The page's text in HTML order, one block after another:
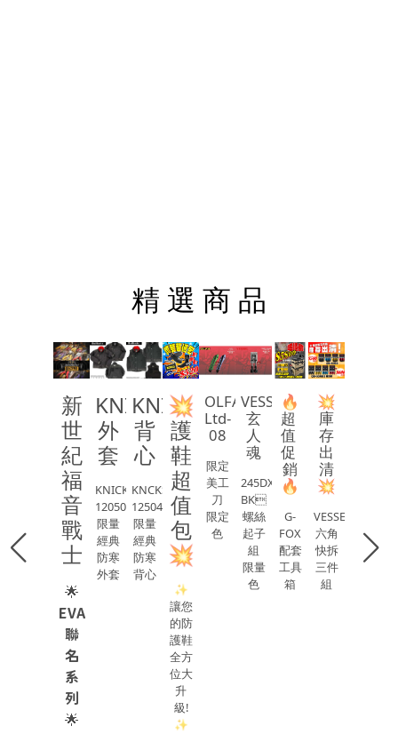
精 選 商 品
新
世
紀
福
音
戰
士
🌟
EVA
聯
名
系
列
🌟
KNICKS
外
套
KNICKxAITOZxCordura
120505
限量
經典
防寒
外套
KNICKS
背
心
KNCKSxAITOZxCordura
12504
限量
經典
防寒
背心
💥
護
鞋
超
值
包
💥
✨
讓您
的防
護鞋
全方
位大
升
級!
✨
OLFA
Ltd-
08
限定
美工
刀
限定
色
VESSEL
玄
人
魂
245DX-
BK
螺絲
起子
組
限量
色
🔥
超
值
促
銷
🔥
G-
FOX
配套
工具
箱
💥
庫
存
出
清
💥
VESSEL
六角
快拆
三件
組